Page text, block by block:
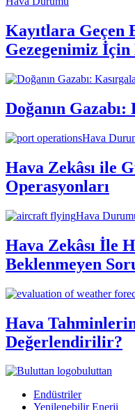
Kayıtlara Geçen
Gezegenimiz
Doğanın
Hava
Hava Zekâsı ile
Operasyonları
Hava
Hava Zekâsı İle
Beklenmeyen
Hava
Değerlendirilir?
buluttan
Endüstriler
Yenilenebilir Enerji